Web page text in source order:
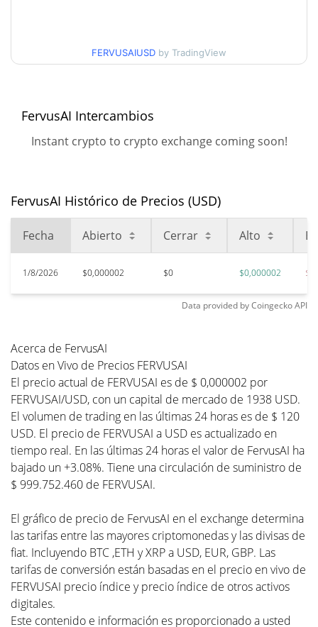
Mínimo/máximo en 90
$0,000001869335 /
Mínimo/máximo en 52
All Time Low
jun. 10, 2026 (1 months ago)
$0,00000174
11.18%
FERVUSAIUSD by TradingView
FervusAI Intercambios
Instant crypto to crypto exchange coming soon!
FervusAI Histórico de Precios (USD)
Fecha Abierto Cerrar Alto
1/8/2026 $0,000002 $0 $0,000002
Data provided byCoingeckoAPI
Acerca de FervusAI
Datos en Vivo de Precios FERVUSAI
El precio actual de FERVUSAI es de $ 0,000002 por
FERVUSAI/USD, con un capital de mercado de 1938 USD.
El volumen de trading en las últimas 24 horas es de $ 120
USD. El precio de FERVUSAI a USD es actualizado en
tiempo real. En las últimas 24 horas el valor de FervusAI ha
bajado un +3.08%. Tiene una circulación de suministro de
$ 999.752.460 de FERVUSAI.
El gráfico de precio de FervusAI en el exchange determina
las tarifas entre las mayores criptomonedas y las divisas de
fiat. Incluyendo BTC ,ETH y XRP a USD, EUR, GBP. Las
tarifas de conversión están basadas en el precio en vivo de
FERVUSAI precio índice y precio índice de otros activos
digitales.
Este contenido e información es proporcionado a usted